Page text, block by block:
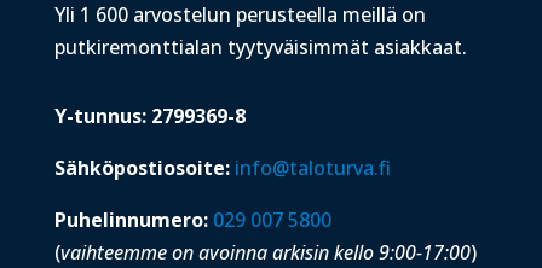
Yli 1 600 arvostelun perusteella meillä on
putkiremonttialan tyytyväisimmät asiakkaat.
Y-tunnus: 2799369-8
Sähköpostiosoite: info@taloturva.fi
Puhelinnumero: 029 007 5800
(vaihteemme on avoinna arkisin kello 9:00-17:00)